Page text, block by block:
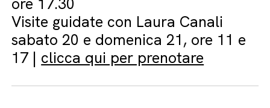
Visite guidate con Laura Canali
sabato 20 e domenica 21, ore 11 e
17 | clicca qui per prenotare